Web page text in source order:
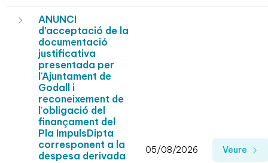
ANUNCI
d’acceptació de la
documentació
justificativa
presentada per
l'Ajuntament de
Godall i
reconeixement de
l'obligació del
finançament del
Pla ImpulsDipta
corresponent a la
despesa derivada
05/08/2026 Veure